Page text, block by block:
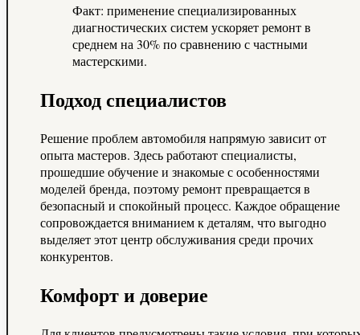
Факт: применение специализированных
диагностических систем ускоряет ремонт в
среднем на 30% по сравнению с частными
мастерскими.
Подход специалистов
Решение проблем автомобиля напрямую зависит от
опыта мастеров. Здесь работают специалисты,
прошедшие обучение и знакомые с особенностями
моделей бренда, поэтому ремонт превращается в
безопасный и спокойный процесс. Каждое обращение
сопровождается вниманием к деталям, что выгодно
выделяет этот центр обслуживания среди прочих
конкурентов.
Комфорт и доверие